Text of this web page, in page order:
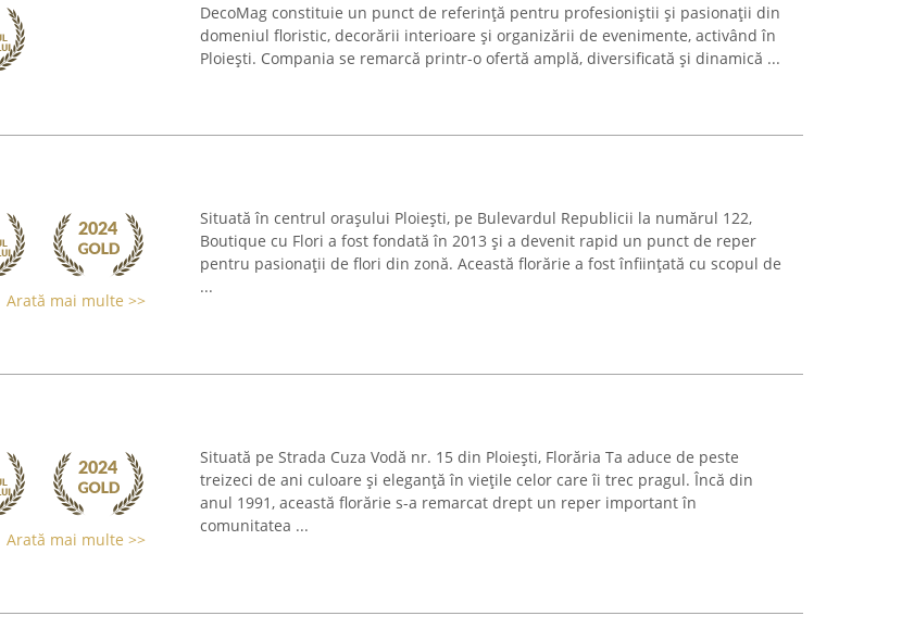
DecoMag constituie un punct de referință pentru profesioniștii și pasionații din
domeniul floristic, decorării interioare și organizării de evenimente, activând în
Ploiești. Compania se remarcă printr-o ofertă amplă, diversificată și dinamică ...
Arată mai multe >>
Situată în centrul orașului Ploiești, pe Bulevardul Republicii la numărul 122,
Boutique cu Flori a fost fondată în 2013 și a devenit rapid un punct de reper
pentru pasionații de flori din zonă. Această florărie a fost înființată cu scopul de
...
Arată mai multe >>
Situată pe Strada Cuza Vodă nr. 15 din Ploiești, Florăria Ta aduce de peste
treizeci de ani culoare și eleganță în viețile celor care îi trec pragul. Încă din
anul 1991, această florărie s-a remarcat drept un reper important în
comunitatea ...